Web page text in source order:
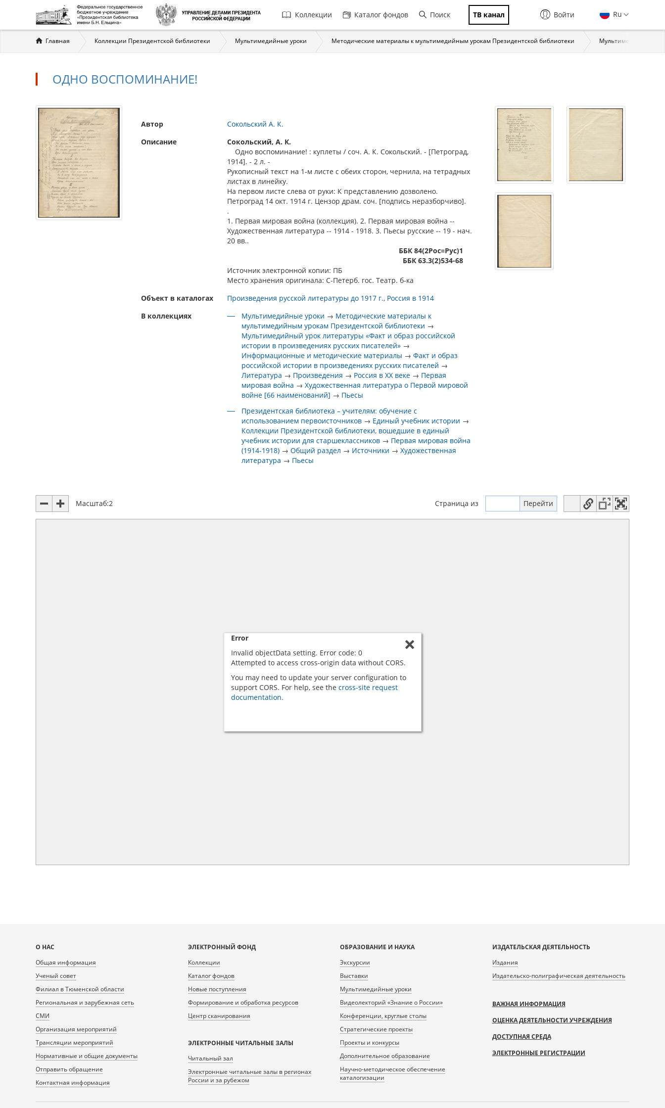
Главная
навигация
Коллекции Каталог фондов Поиск ТВ канал Ru
Войти
Вы
здесь
Главная Коллекции Президентской библиотеки Мультимедийные уроки Методические материалы к мультимедийным урокам Президентской библиотеки Мультимедийный
ОДНО ВОСПОМИНАНИЕ!
Автор
Сокольский А. К.
Описание
Сокольский, А. К.
Одно воспоминание! : куплеты / соч. А. К. Сокольский. - [Петроград,
1914]. - 2 л. -
Рукописный текст на 1-м листе с обеих сторон, чернила, на тетрадных
листах в линейку.
На первом листе слева от руки: К представлению дозволено.
Петроград 14 окт. 1914 г. Цензор драм. соч. [подпись неразборчиво].
.
1. Первая мировая война (коллекция). 2. Первая мировая война --
Художественная литература -- 1914 - 1918. 3. Пьесы русские -- 19 - нач.
20 вв..
ББК 84(2Рос=Рус)1
ББК 63.3(2)534-68
Источник электронной копии: ПБ
Место хранения оригинала: С-Петерб. гос. Театр. б-ка
Объект в каталогах
Произведения русской литературы до 1917 г. Россия в 1914
В коллекциях
Мультимедийные уроки → Методические материалы к
мультимедийным урокам Президентской библиотеки →
Мультимедийный урок литературы «Факт и образ российской
истории в произведениях русских писателей» →
Информационные и методические материалы →Факт и образ
российской истории в произведениях русских писателей →
Литература → Произведения → Россия в XX веке → Первая
мировая война →Художественная литература о Первой мировой
войне [66 наименований] → Пьесы
Президентская библиотека – учителям: обучение с
использованием первоисточников → Единый учебник истории →
Коллекции Президентской библиотеки, вошедшие в единый
учебник истории для старшеклассников → Первая мировая война
(1914-1918) →Общий раздел → Источники →Художественная
литература → Пьесы
Масштаб:2 Страница из
Error
Invalid objectData setting. Error code: 0
Attempted to access cross-origin data without CORS.
You may need to update your server configuration to
support CORS. For help, see the cross-site request
documentation.
Карта
сайта
О НАС
Общая информация
Ученый совет
Филиал в Тюменской области
Региональная и зарубежная сеть
СМИ
Организация мероприятий
Трансляции мероприятий
Нормативные и общие документы
Отправить обращение
Контактная информация
ЭЛЕКТРОННЫЙ ФОНД
Коллекции
Каталог фондов
Новые поступления
Формирование и обработка ресурсов
Центр сканирования
ЭЛЕКТРОННЫЕ ЧИТАЛЬНЫЕ ЗАЛЫ
Читальный зал
Электронные читальные залы в регионах
России и за рубежом
ОБРАЗОВАНИЕ И НАУКА
Экскурсии
Выставки
Мультимедийные уроки
Видеолекторий «Знание о России»
Конференции, круглые столы
Стратегические проекты
Проекты и конкурсы
Дополнительное образование
Научно-методическое обеспечение
каталогизации
ИЗДАТЕЛЬСКАЯ ДЕЯТЕЛЬНОСТЬ
Издания
Издательско-полиграфическая деятельность
ВАЖНАЯ ИНФОРМАЦИЯ
ОЦЕНКА ДЕЯТЕЛЬНОСТИ УЧРЕЖДЕНИЯ
ДОСТУПНАЯ СРЕДА
ЭЛЕКТРОННЫЕ РЕГИСТРАЦИИ